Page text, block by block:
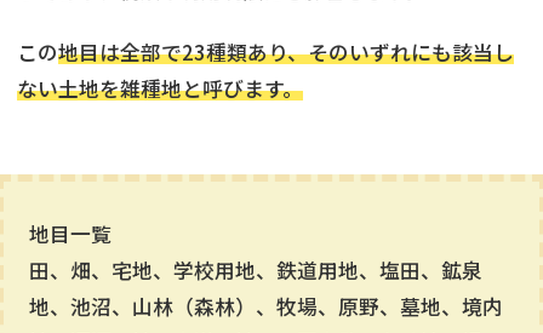
この地目は全部で23種類あり、そのいずれにも該当し
ない土地を雑種地と呼びます。
地目一覧
田、畑、宅地、学校用地、鉄道用地、塩田、鉱泉
地、池沼、山林（森林）、牧場、原野、墓地、境内